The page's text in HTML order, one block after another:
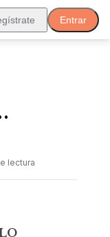
Entrar
lectura